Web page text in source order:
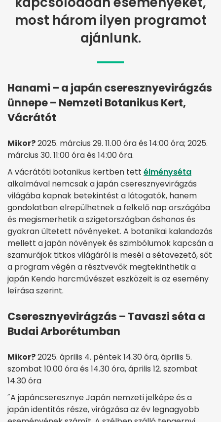
most három ilyen programot
ajánlunk.
Hanami – a japán cseresznyevirágzás
ünnepe – Nemzeti Botanikus Kert,
Vácrátót
Mikor?2025. március 29. 11.00 óra és 14:00 óra; 2025.
március 30. 11:00 óra és 14:00 óra.
A vácrátóti botanikus kertben tett élményséta
alkalmával nemcsak a japán cseresznyevirágzás
világába kapnak betekintést a látogatók, hanem
gondolatban elrepülhetnek a felkelő nap országába
és megismerhetik a szigetországban őshonos és
gyakran ültetett növényeket. A botanikai kalandozás
mellett a japán növények és szimbólumok kapcsán a
szamurájok titkos világáról is mesél a sétavezető, sőt
a program végén a résztvevők megtekinthetik a
japán Kendo harcművészet eszközeit is az esemény
leírása szerint.
Cseresznyevirágzás – Tavaszi séta a
Budai Arborétumban
Mikor?2025. április 4. péntek 14.30 óra, április 5.
szombat 10.00 óra és 14.30 óra, április 12. szombat
14.30 óra
˝A japáncseresznye Japán nemzeti jelképe és a
japán identitás része, virágzása az év legnagyobb